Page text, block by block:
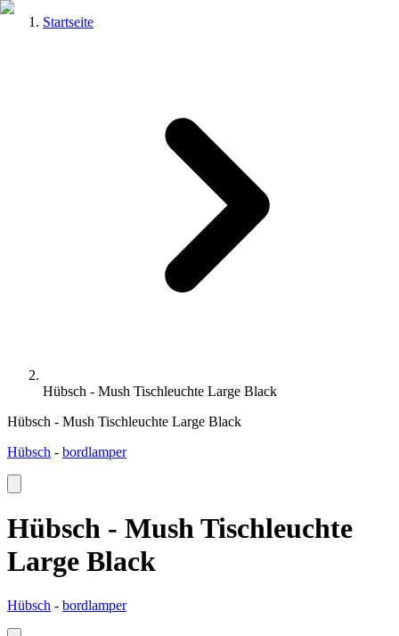
Startseite
Hübsch - Mush Tischleuchte Large Black
Hübsch - Mush Tischleuchte Large Black
Hübsch - bordlamper
Hübsch - Mush Tischleuchte
Large Black
Hübsch - bordlamper